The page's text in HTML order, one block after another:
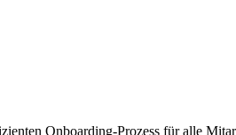
Onboarding-Prozess für alle